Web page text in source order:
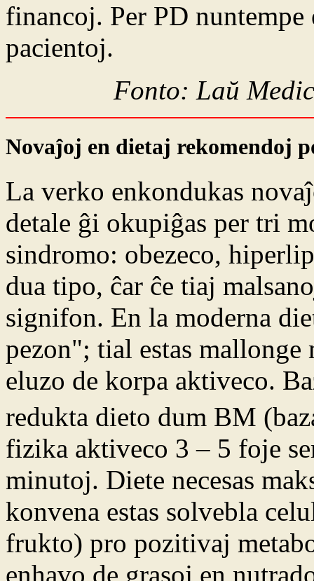
financoj. Per PD nuntempe
pacientoj.
Fonto: Laŭ
Novaĵoj en dietaj rekomendoj
La verko enkondukas
detale ĝi okupiĝas per tri
sindromo: obezeco,
dua tipo, ĉar ĉe tiaj
signifon. En la moderna
pezon"; tial estas
eluzo de korpa aktiveco.
redukta dieto dum BM
fizika aktiveco 3 – 5 foje
minutoj. Diete necesas
konvena estas solvebla
frukto) pro pozitivaj
enhavo de grasoj en